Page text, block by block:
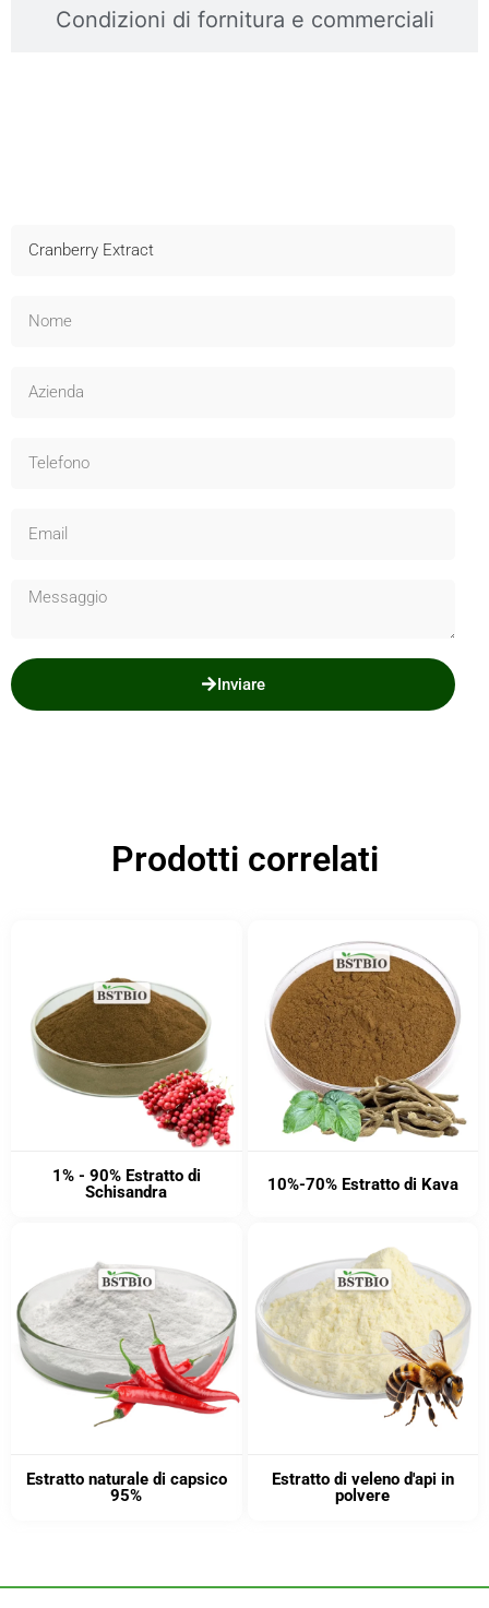
Condizioni di fornitura e commerciali
Inviare
Prodotti correlati
1% - 90% Estratto di
Schisandra
10%-70% Estratto di Kava
Estratto naturale di capsico
95%
Estratto di veleno d'api in
polvere